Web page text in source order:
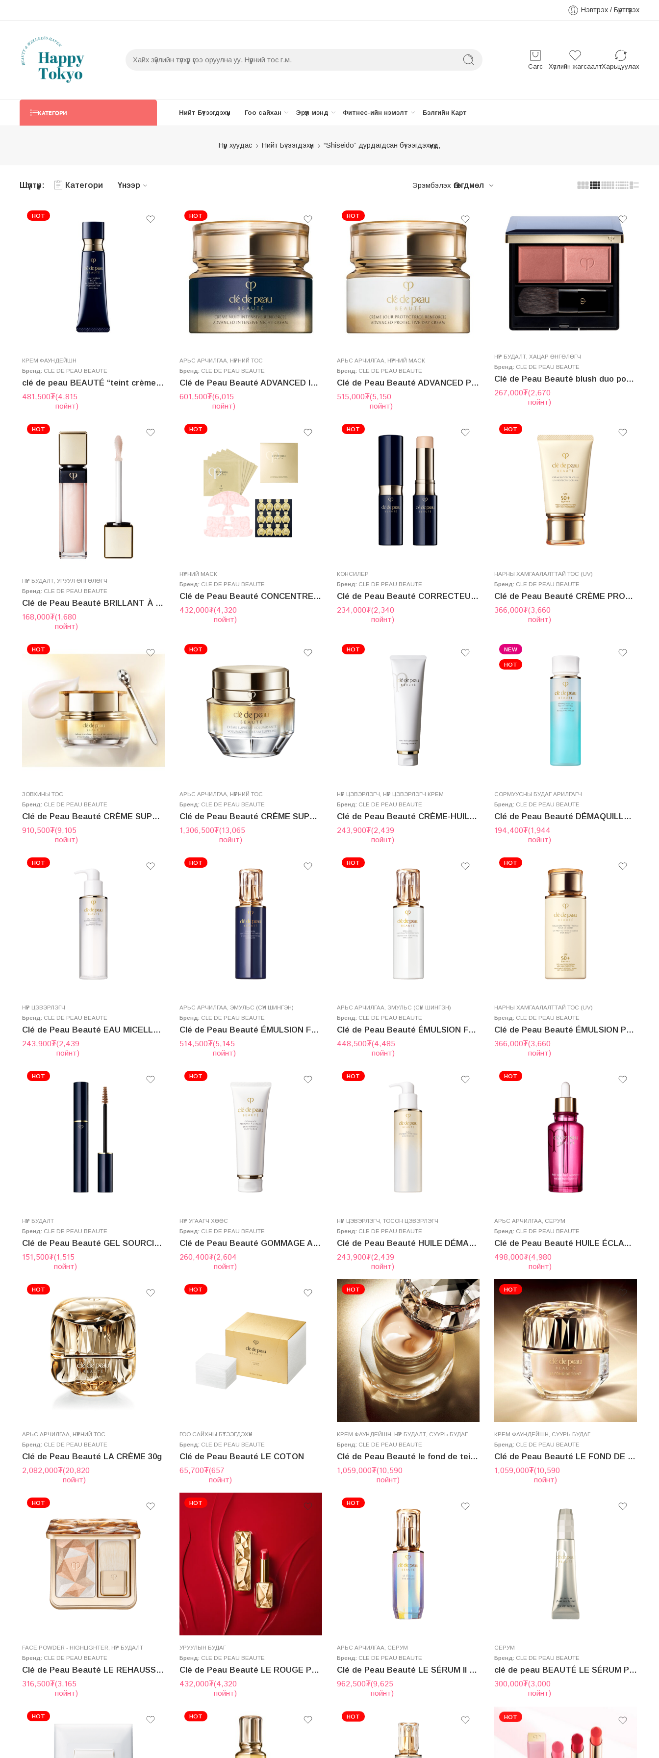
Нэвтрэх / Бүртгүүлэх
Сагс Хүслийн жагсаалтХарьцуулах
КАТЕГОРИ Нийт Бүтээгдэхүүн Гоо сайхан Эрүүл мэнд Фитнес-ийн нэмэлт Бэлгийн Карт
Нүүр хуудас Нийт Бүтээгдэхүүн “Shiseido” дурдагдсан бүтээгдэхүүнүүд;
Шүүлтүүр: Категори Үнээр Эрэмбэлэх Өгөгдмөл
HOT
КРЕМ ФАУНДЕЙШН
Бренд: CLE DE PEAU BEAUTE
clé de peau BEAUTÉ “teint crème éclat” 25g
481,500₮(4,815
пойнт)
HOT
AРЬС АРЧИЛГАА
НҮҮРНИЙ ТОС
Бренд: CLE DE PEAU BEAUTE
Clé de Peau Beauté ADVANCED INTENSIVE NIGHT CREAM 50g (2025.7 new version)
601,500₮(6,015
пойнт)
HOT
AРЬС АРЧИЛГАА
НҮҮРНИЙ МАСК
Бренд: CLE DE PEAU BEAUTE
Clé de Peau Beauté ADVANCED PROTECTIVE DAY CREAM SPF25/PA+++ 50g (2025.7 new version)
515,000₮(5,150
пойнт)
НҮҮР БУДАЛТ ХАЦАР ӨНГӨЛӨГЧ
Бренд: CLE DE PEAU BEAUTE
Clé de Peau Beauté blush duo poudre Refill + Case + Brush
267,000₮(2,670
пойнт)
HOT
НҮҮР БУДАЛТ УРУУЛ ӨНГӨЛӨГЧ
Бренд: CLE DE PEAU BEAUTE
Clé de Peau Beauté BRILLANT À LÈVRES ÉCLAT
168,000₮(1,680
пойнт)
HOT
НҮҮРНИЙ МАСК
Бренд: CLE DE PEAU BEAUTE
Clé de Peau Beauté CONCENTRE ILLUMINATEUR
432,000₮(4,320
пойнт)
HOT
КОНСИЛЕР
Бренд: CLE DE PEAU BEAUTE
Clé de Peau Beauté CORRECTEUR VISAGE N
234,000₮(2,340
пойнт)
HOT
НАРНЫ ХАМГААЛАЛТТАЙ ТОС (UV)
Бренд: CLE DE PEAU BEAUTE
Clé de Peau Beauté CRÈME PROTECTRICE UV ｎ SPF50+/PA++++
366,000₮(3,660
пойнт)
HOT
ЗОВХИНЫ ТОС
Бренд: CLE DE PEAU BEAUTE
Clé de Peau Beauté CRÈME SUPRÊME CONTOUR DES YEUX 15g
910,500₮(9,105
пойнт)
HOT
AРЬС АРЧИЛГАА
НҮҮРНИЙ ТОС
Бренд: CLE DE PEAU BEAUTE
Clé de Peau Beauté CRÈME SUPRÊME VOLUMISANTE 50g
1,306,500₮(13,065
пойнт)
HOT
НҮҮР ЦЭВЭРЛЭГЧ
НҮҮР ЦЭВЭРЛЭГЧ КРЕМ
Бренд: CLE DE PEAU BEAUTE
Clé de Peau Beauté CRÈME-HUILE DÉMAQUILLANTE 125g
243,900₮(2,439
пойнт)
NEW
HOT
СОРМУУСНЫ БУДАГ АРИЛГАГЧ
Бренд: CLE DE PEAU BEAUTE
Clé de Peau Beauté DÉMAQUILLANT YEUX ET LÈVRES M 125mL
194,400₮(1,944
пойнт)
HOT
НҮҮР ЦЭВЭРЛЭГЧ
Бренд: CLE DE PEAU BEAUTE
Clé de Peau Beauté EAU MICELLAIRE DÉMAQUILLANTE VISAGE 200mL
243,900₮(2,439
пойнт)
HOT
AРЬС АРЧИЛГАА
ЭМУЛЬС (СҮҮН ШИНГЭН)
Бренд: CLE DE PEAU BEAUTE
Clé de Peau Beauté ÉMULSION FORTIFIANTE INTENSIVE N 125ml
514,500₮(5,145
пойнт)
HOT
AРЬС АРЧИЛГАА
ЭМУЛЬС (СҮҮН ШИНГЭН)
Бренд: CLE DE PEAU BEAUTE
Clé de Peau Beauté ÉMULSION FORTIFIANTE PROTECTRICE N 125mL SPF25/PA+++
448,500₮(4,485
пойнт)
HOT
НАРНЫ ХАМГААЛАЛТТАЙ ТОС (UV)
Бренд: CLE DE PEAU BEAUTE
Clé de Peau Beauté ÉMULSION PROTECTRICE UV POUR LE CORPS n SPF50+/PA++++ 100ml
366,000₮(3,660
пойнт)
HOT
НҮҮР БУДАЛТ
Бренд: CLE DE PEAU BEAUTE
Clé de Peau Beauté GEL SOURCILS (EYEBROW GEL)
151,500₮(1,515
пойнт)
HOT
НҮҮР УГААГЧ ХӨӨС
Бренд: CLE DE PEAU BEAUTE
Clé de Peau Beauté GOMMAGE AFFINANT À L’ARGILE 100g
260,400₮(2,604
пойнт)
HOT
НҮҮР ЦЭВЭРЛЭГЧ ТОСОН ЦЭВЭРЛЭГЧ
Бренд: CLE DE PEAU BEAUTE
Clé de Peau Beauté HUILE DÉMAQUILLANTE VISAGE 200mL
243,900₮(2,439
пойнт)
HOT
AРЬС АРЧИЛГАА
СЕРУМ
Бренд: CLE DE PEAU BEAUTE
Clé de Peau Beauté HUILE ÉCLAT MULTI RÉPARATRICE 75mL
498,000₮(4,980
пойнт)
HOT
AРЬС АРЧИЛГАА
НҮҮРНИЙ ТОС
Бренд: CLE DE PEAU BEAUTE
Clé de Peau Beauté LA CRÈME 30g
2,082,000₮(20,820
пойнт)
HOT
ГОО САЙХНЫ БҮТЭЭГДЭХҮҮН
Бренд: CLE DE PEAU BEAUTE
Clé de Peau Beauté LE COTON
65,700₮(657
пойнт)
HOT
КРЕМ ФАУНДЕЙШН НҮҮР БУДАЛТ СУУРЬ БУДАГ
Бренд: CLE DE PEAU BEAUTE
Clé de Peau Beauté le fond de teint 30g
1,059,000₮(10,590
пойнт)
HOT
КРЕМ ФАУНДЕЙШН
СУУРЬ БУДАГ
Бренд: CLE DE PEAU BEAUTE
Clé de Peau Beauté LE FOND DE TEINT n (THE FOUNDATION) SPF25/PA++ 30g
1,059,000₮(10,590
пойнт)
HOT
FACE POWDER - HIGHLIGHTER
НҮҮР БУДАЛТ
Бренд: CLE DE PEAU BEAUTE
Clé de Peau Beauté LE REHAUSSEUR D’ÉCLAT (THE LUMINIZING FACE ENHANCER)
316,500₮(3,165
пойнт)
HOT
УРУУЛЫН БУДАГ
Бренд: CLE DE PEAU BEAUTE
Clé de Peau Beauté LE ROUGE PRÉCIEUX
432,000₮(4,320
пойнт)
HOT
AРЬС АРЧИЛГАА
СЕРУМ
Бренд: CLE DE PEAU BEAUTE
Clé de Peau Beauté LE SÉRUM II 50ml
962,500₮(9,625
пойнт)
СЕРУМ
Бренд: CLE DE PEAU BEAUTE
clé de peau BEAUTÉ LE SÉRUM POUR LES LÈVRES (THE LIP SERUM) 15g
300,000₮(3,000
пойнт)
HOT HOT HOT HOT